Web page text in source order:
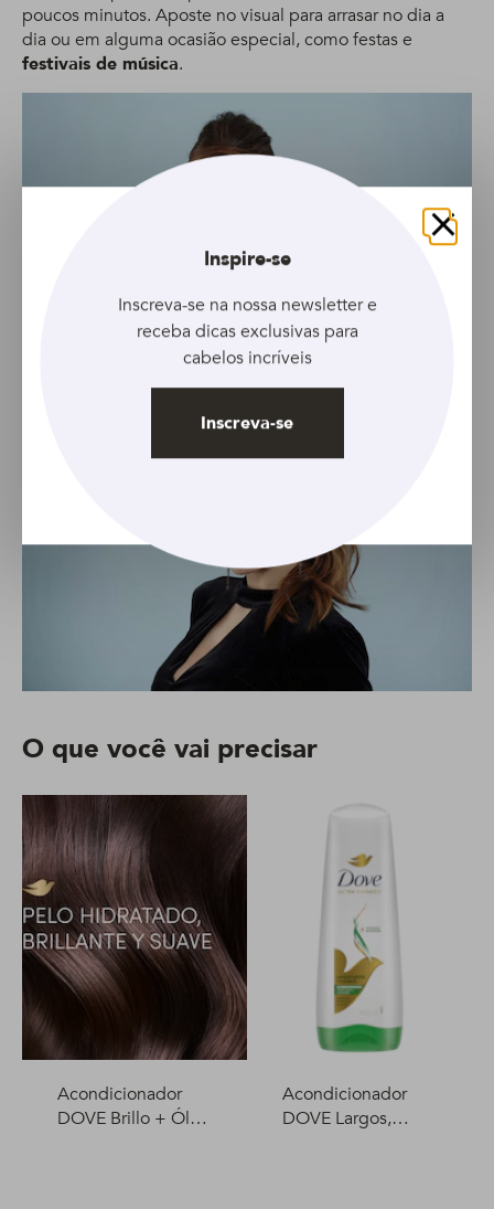
poucos minutos. Aposte no visual para arrasar no dia a
dia ou em alguma ocasião especial, como festas e
festivais de música.
O que você vai precisar
Acondicionador
DOVE Brillo + Óleo
Acondicionador
DOVE Largos,
Fechar
Inspire-se
Inscreva-se na nossa newsletter e
receba dicas exclusivas para
cabelos incríveis
Inscreva-se